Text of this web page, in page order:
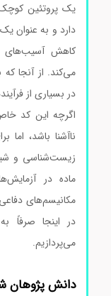
یک پروتئین کوچک
دارد و به عنوان یک
کاهش آسیب‌های
می‌کند. از آنجا که
در بسیاری از
اگرچه این کد خاص
ناآشنا باشد، اما
زیست‌شناسی و شیمی
ماده در آزمایش‌ها
مکانیسم‌های دفاعی
در اینجا صرفاً به
می‌پردازیم.
دانش پژوهان